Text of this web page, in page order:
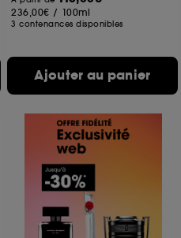
236,00€ / 100ml
3 contenances disponibles
Ajouter au panier